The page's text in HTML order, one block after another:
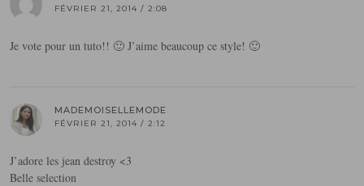
FÉVRIER 21, 2014 / 2:08
Je vote pour un tuto!! 🙂 J’aime beaucoup ce style! 🙂
MADEMOISELLEMODE
FÉVRIER 21, 2014 / 2:12
J’adore les jean destroy <3
Belle selection